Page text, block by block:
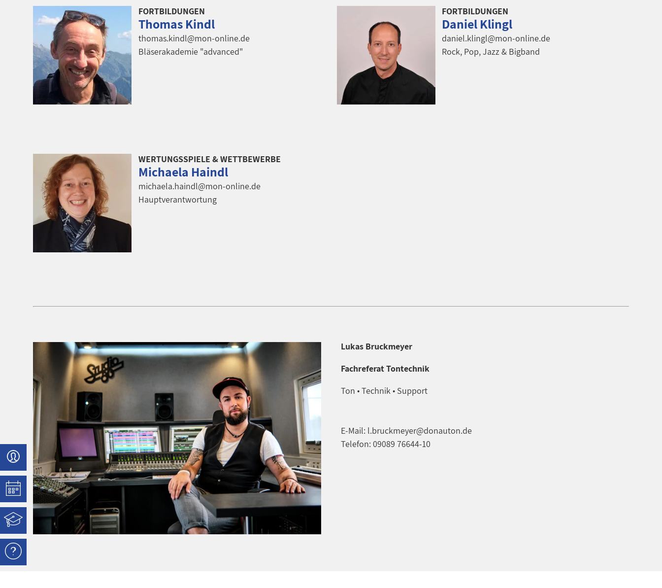
FORTBILDUNGEN
Thomas Kindl
thomas.kindl@mon-online.de
Bläserakademie "advanced"
FORTBILDUNGEN
Daniel Klingl
daniel.klingl@mon-online.de
Rock, Pop, Jazz & Bigband
WERTUNGSSPIELE & WETTBEWERBE
Michaela Haindl
michaela.haindl@mon-online.de
Hauptverantwortung
Lukas Bruckmeyer
Fachreferat Tontechnik
Ton • Technik • Support
E-Mail: l.bruckmeyer@donauton.de
Telefon: 09089 76644-10